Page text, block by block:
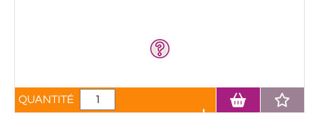
QUANTITÉ